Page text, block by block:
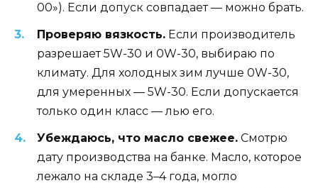
00»). Если допуск совпадает — можно брать.
Проверяю вязкость. Если производитель
разрешает 5W-30 и 0W-30, выбираю по
климату. Для холодных зим лучше 0W-30,
для умеренных — 5W-30. Если допускается
только один класс — лью его.
Убеждаюсь, что масло свежее. Смотрю
дату производства на банке. Масло, которое
лежало на складе 3–4 года, могло